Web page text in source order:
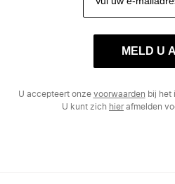
MELD U
U accepteert onze voorwaarden bij het
U kunt zich hierafmelden